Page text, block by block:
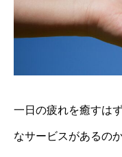
一日の疲れを癒すは
なサービスがあるの